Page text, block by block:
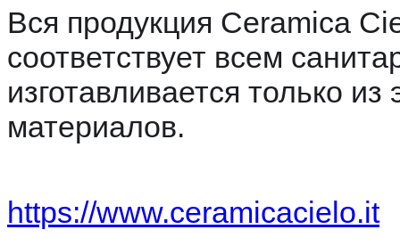
Вся продукция Ceramica
соответствует всем
изготавливается только из
материалов.
https://www.ceramicacielo.it